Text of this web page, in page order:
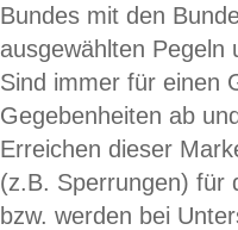
Bundes mit den
ausgewählten
Sind immer für einen
Gegebenheiten ab
Erreichen dieser
(z.B. Sperrungen) für
bzw. werden bei